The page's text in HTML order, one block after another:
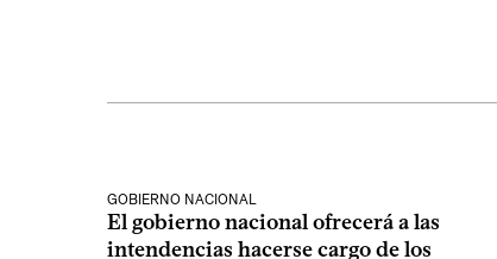
GOBIERNO NACIONAL
El gobierno nacional ofrecerá a las
intendencias hacerse cargo de los